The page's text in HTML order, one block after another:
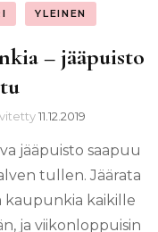
YLEINEN
– jääpuisto
11.12.2019
jääpuisto saapuu
tullen. Jäärata
kaupunkia kaikille
ja viikonloppuisin